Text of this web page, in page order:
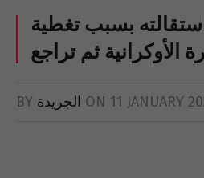
بسبب تغطية
الأوكرانية ثم تراجع
BY الجريدة ON 11 JANUARY